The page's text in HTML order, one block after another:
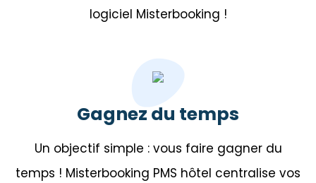
logiciel Misterbooking !
Gagnez du temps
Un objectif simple : vous faire gagner du
temps ! Misterbooking PMS hôtel centralise vos